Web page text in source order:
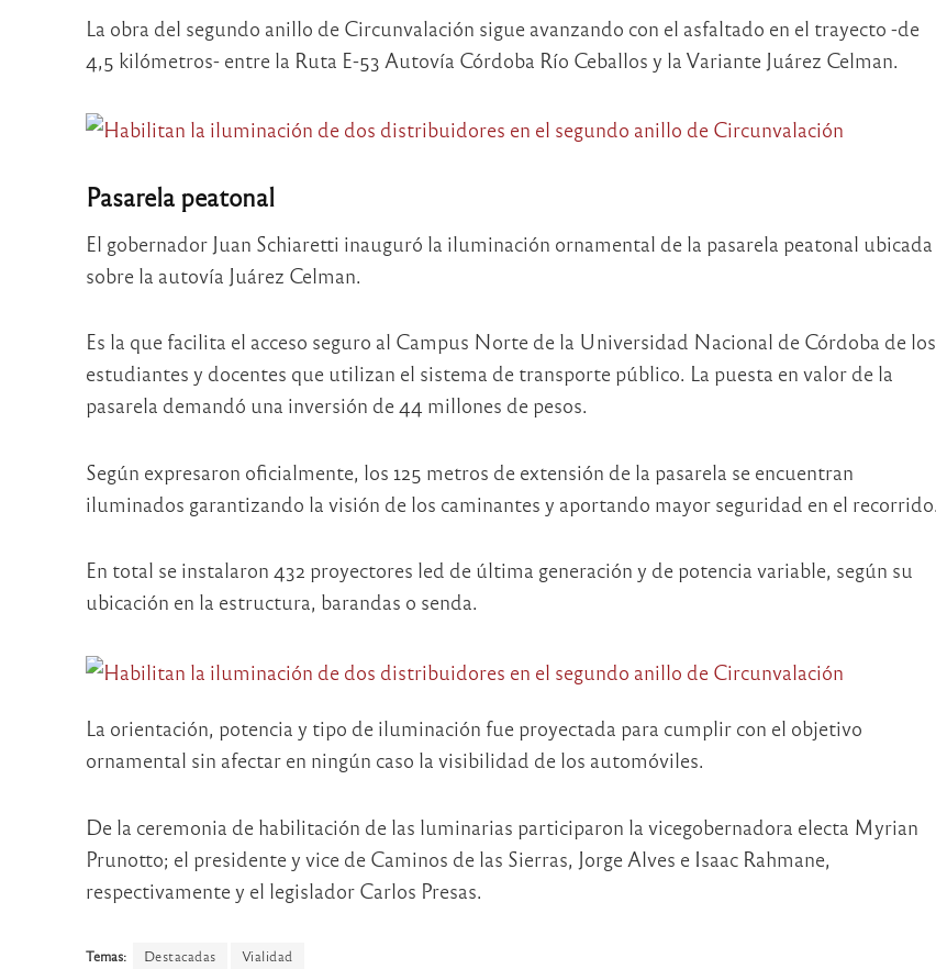
La obra del segundo anillo de Circunvalación sigue avanzando con el asfaltado en el trayecto -de
4,5 kilómetros- entre la Ruta E-53 Autovía Córdoba Río Ceballos y la Variante Juárez Celman.
Pasarela peatonal
El gobernador Juan Schiaretti inauguró la iluminación ornamental de la pasarela peatonal ubicada
sobre la autovía Juárez Celman.
Es la que facilita el acceso seguro al Campus Norte de la Universidad Nacional de Córdoba de los
estudiantes y docentes que utilizan el sistema de transporte público. La puesta en valor de la
pasarela demandó una inversión de 44 millones de pesos.
Según expresaron oficialmente, los 125 metros de extensión de la pasarela se encuentran
iluminados garantizando la visión de los caminantes y aportando mayor seguridad en el recorrido.
En total se instalaron 432 proyectores led de última generación y de potencia variable, según su
ubicación en la estructura, barandas o senda.
La orientación, potencia y tipo de iluminación fue proyectada para cumplir con el objetivo
ornamental sin afectar en ningún caso la visibilidad de los automóviles.
De la ceremonia de habilitación de las luminarias participaron la vicegobernadora electa Myrian
Prunotto; el presidente y vice de Caminos de las Sierras, Jorge Alves e Isaac Rahmane,
respectivamente y el legislador Carlos Presas.
Temas: Destacadas Vialidad